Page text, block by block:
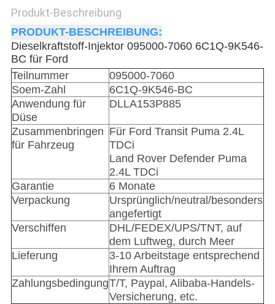
Produkt-Beschreibung
PRODUKT-BESCHREIBUNG:
Dieselkraftstoff-Injektor 095000-7060 6C1Q-9K546-
BC für Ford
Teilnummer
095000-7060
Soem-Zahl
6C1Q-9K546-BC
Anwendung für
Düse
DLLA153P885
Zusammenbringen
für Fahrzeug
Für Ford Transit Puma 2.4L
TDCi
Land Rover Defender Puma
2.4L TDCi
Garantie
6 Monate
Verpackung
Ursprünglich/neutral/besonders
angefertigt
Verschiffen
DHL/FEDEX/UPS/TNT, auf
dem Luftweg, durch Meer
Lieferung
3-10 Arbeitstage entsprechend
Ihrem Auftrag
ZahlungsbedingungT/T, Paypal, Alibaba-Handels-
Versicherung, etc.